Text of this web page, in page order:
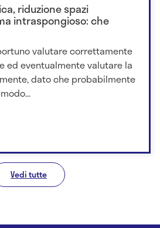
riduzione spazi
intraspongioso: che
valutare correttamente
ed eventualmente valutare la
dato che probabilmente
Vedi tutte